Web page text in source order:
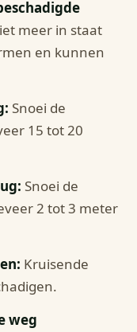
meer in staat
en kunnen
Snoei de
15 tot 20
Snoei de
2 tot 3 meter
Kruisende
weg